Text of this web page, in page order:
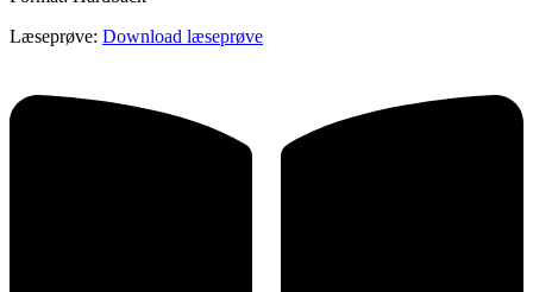
Læseprøve: Download læseprøve